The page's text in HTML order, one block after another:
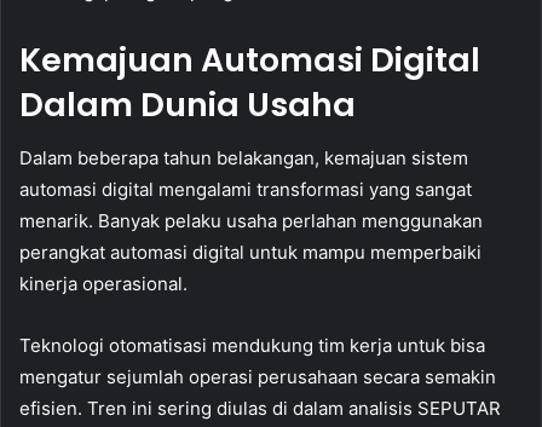
Kemajuan Automasi Digital
Dalam Dunia Usaha
Dalam beberapa tahun belakangan, kemajuan sistem
automasi digital mengalami transformasi yang sangat
menarik. Banyak pelaku usaha perlahan menggunakan
perangkat automasi digital untuk mampu memperbaiki
kinerja operasional.
Teknologi otomatisasi mendukung tim kerja untuk bisa
mengatur sejumlah operasi perusahaan secara semakin
efisien. Tren ini sering diulas di dalam analisis SEPUTAR